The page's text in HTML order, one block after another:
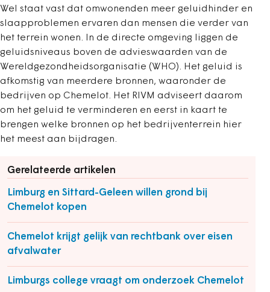
Wel staat vast dat omwonenden meer geluidhinder en
slaapproblemen ervaren dan mensen die verder van
het terrein wonen. In de directe omgeving liggen de
geluidsniveaus boven de advieswaarden van de
Wereldgezondheidsorganisatie (WHO). Het geluid is
afkomstig van meerdere bronnen, waaronder de
bedrijven op Chemelot. Het RIVM adviseert daarom
om het geluid te verminderen en eerst in kaart te
brengen welke bronnen op het bedrijventerrein hier
het meest aan bijdragen.
Gerelateerde artikelen
Limburg en Sittard-Geleen willen grond bij
Chemelot kopen
Chemelot krijgt gelijk van rechtbank over eisen
afvalwater
Limburgs college vraagt om onderzoek Chemelot